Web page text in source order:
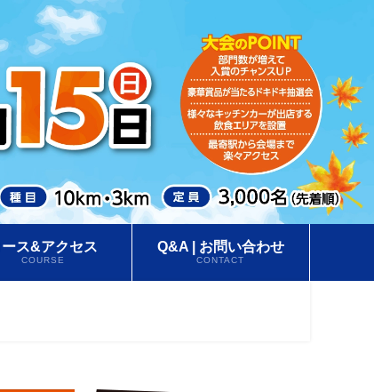
ース&アクセス
COURSE
Q&A | お問い合わせ
CONTACT